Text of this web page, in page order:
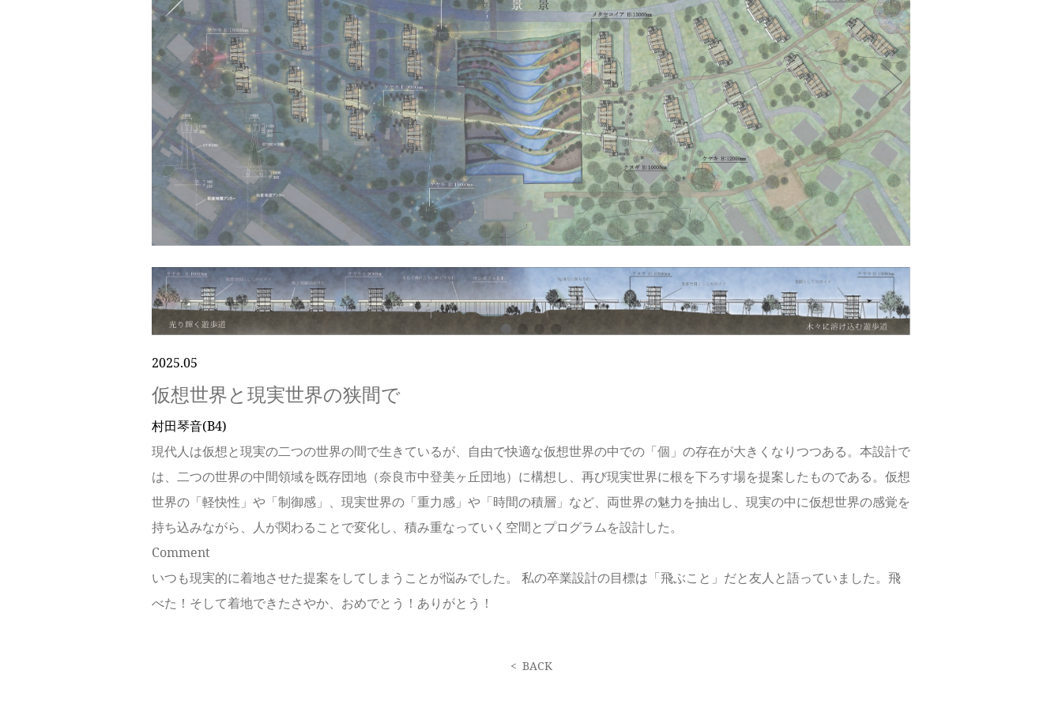
2025.05
仮想世界と現実世界の狭間で
村田琴音(B4)
現代人は仮想と現実の二つの世界の間で生きているが、自由で快適な仮想世界の中での「個」の存在が大きくなりつつある。本設計で
は、二つの世界の中間領域を既存団地（奈良市中登美ヶ丘団地）に構想し、再び現実世界に根を下ろす場を提案したものである。仮想
世界の「軽快性」や「制御感」、現実世界の「重力感」や「時間の積層」など、両世界の魅力を抽出し、現実の中に仮想世界の感覚を
持ち込みながら、人が関わることで変化し、積み重なっていく空間とプログラムを設計した。
Comment
いつも現実的に着地させた提案をしてしまうことが悩みでした。 私の卒業設計の目標は「飛ぶこと」だと友人と語っていました。飛
べた！そして着地できたさやか、おめでとう！ありがとう！
< BACK